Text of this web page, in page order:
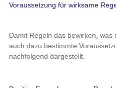
Voraussetzung für wirksame
Damit Regeln das bewirken, was
auch dazu bestimmte
nachfolgend dargestellt.